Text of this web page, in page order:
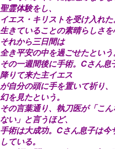
聖霊体験をし、
イエス・キリストを受け入れた
生きていることの素晴らしさを
それから三日間は
全き平安の中を過ごせたという
その一週間後に手術。Cさん
降りて来た主イエス
が自分の頭に手を置いて祈り
幻を見たという。
その言葉通り、執刀医が「こ
ない」と言うほど、
手術は大成功。Cさん息子は
している。